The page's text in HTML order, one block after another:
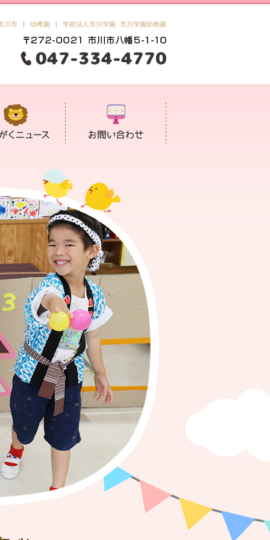
川市 | 幼稚園 | 学校法人市川学園 市川学園幼稚園